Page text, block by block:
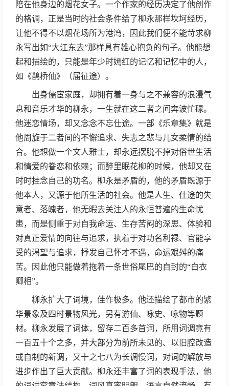
陪在他身边的烟花女子。一个作家的经历决定了他创作
的格调，正是当时的社会条件给了柳永那样坎坷经历，
让他不得不以烟花场所为港湾，因此我们便不能苛求柳
永写出如“大江东去”那样具有雄心抱负的句子。他能想
起和描绘的，只能是年少时嫣红的记忆和记忆中的人，
如《鹊桥仙》（届征途）。
出身儒宦家庭，却拥有着一身与之不兼容的浪漫气
息和音乐才华的柳永，一生就在这二者之间奔波忙碌。
他迷恋情场，却又念念不忘仕途。一部《乐章集》就是
他周旋于二者间的不懈追求、失志之悲与儿女柔情的结
合。他想做一个文人雅士，却永远摆脱不掉对俗世生活
和情爱的眷恋和依赖；而醉里眠花柳的时候，他却又在
时时挂念自己的功名。柳永是矛盾的，他的矛盾既源于
他本人，又源于他所生活的社会。他是人生、仕途的失
意者、落魄者，他无暇去关注人的永恒普遍的生命忧
患，而是侧重于对自我命运、生存苦闷的深思、体验和
对真正爱情的向往与追求，执着于对功名利禄、官能享
受的渴望与追求，抒发自己怀才不遇，命运艰舛的痛
苦。因此他只能做着拖着一条世俗尾巴的自封的“白衣
卿相”。
柳永扩大了词境，佳作极多。他还描绘了都市的繁
华景象及四时景物风光，另有游仙、咏史、咏物等题
材。柳永发展了词体，留存二百多首词，所用词调竟有
一百五十个之多，并大部分为前所未见的、以旧腔改造
或自制的新调，又十之七八为长调慢词，对词的解放与
进步作出了巨大贡献。柳永还丰富了词的表现手法，他